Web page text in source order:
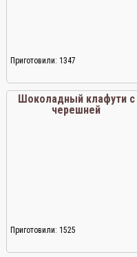
Приготовили: 1347
Шоколадный клафути с
черешней
Приготовили: 1525